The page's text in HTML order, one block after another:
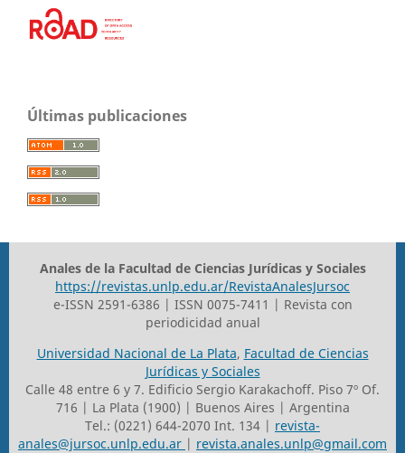
Últimas publicaciones
Anales de la Facultad de Ciencias Jurídicas y Sociales
https://revistas.unlp.edu.ar/RevistaAnalesJursoc
e-ISSN 2591-6386 | ISSN 0075-7411 | Revista con
periodicidad anual
Universidad Nacional de La Plata, Facultad de Ciencias
Jurídicas y Sociales
Calle 48 entre 6 y 7. Edificio Sergio Karakachoff. Piso 7º Of.
716 | La Plata (1900) | Buenos Aires | Argentina
Tel.: (0221) 644-2070 Int. 134 | revista-
anales@jursoc.unlp.edu.ar | revista.anales.unlp@gmail.com